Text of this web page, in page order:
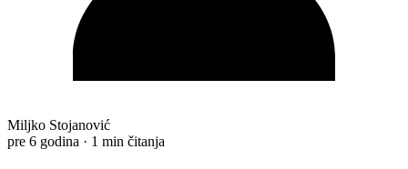
Miljko Stojanović
pre 6 godina · 1 min čitanja